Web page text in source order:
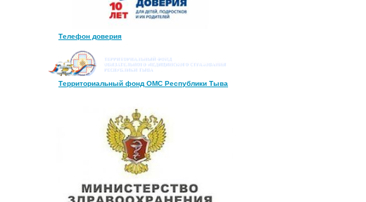
Телефон доверия
Территориальный фонд ОМС Республики Тыва